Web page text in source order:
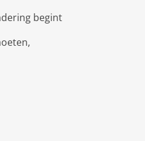
begint